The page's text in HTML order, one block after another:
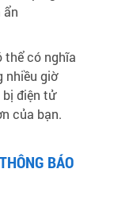
ẩn
thể có nghĩa
nhiều giờ
bị điện tử
của bạn.
THÔNG BÁO